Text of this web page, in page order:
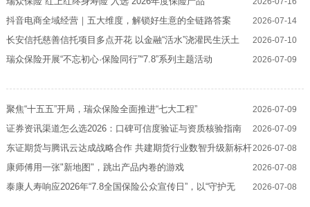
2026-07-14
抖音电商全域经营｜五大维度，解锁好生意的全链路答案
2026-07-10
长安信托慈善信托项目多点开花 以金融“活水”浇灌民生沃土
2026-07-09
瑞众保险开展“不忘初心·保险同行”“7.8”系列主题活动
2026-07-09
聚焦“十五五”开局，瑞众保险全面推进“七大工程”
2026-07-09
证券资讯渠道怎么选2026：口碑可信度验证与资质核验指南
2026-07-08
东证期货与腾讯云达成战略合作 共建期货行业数智升级新标杆
2026-07-08
康师傅用一张"新地图"，跳出产品内卷的游戏
2026-07-08
泰康人寿响应2026年“7.8全国保险公众宣传日”，以“守护无